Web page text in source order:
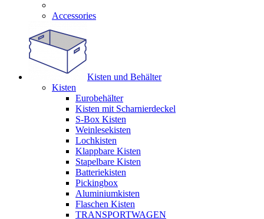
Accessories
Kisten und Behälter
Kisten
Eurobehälter
Kisten mit Scharnierdeckel
S-Box Kisten
Weinlesekisten
Lochkisten
Klappbare Kisten
Stapelbare Kisten
Batteriekisten
Pickingbox
Aluminiumkisten
Flaschen Kisten
TRANSPORTWAGEN